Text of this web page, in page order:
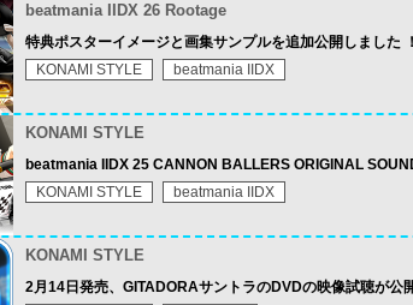
beatmania IIDX 26 Rootage
特典ポスターイメージと画集サンプルを追加公開しました ！
KONAMI STYLE
beatmania IIDX
KONAMI STYLE
beatmania IIDX 25 CANNON BALLERS ORIGINAL
KONAMI STYLE
beatmania IIDX
KONAMI STYLE
2月14日発売、GITADORAサントラのDVDの映像試聴が公